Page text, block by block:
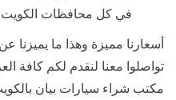
في كل محافظات الكويت
أسعارنا مميزة وهذا ما يميزنا
تواصلوا معنا لنقدم لكم كافة
مكتب شراء سيارات بيان